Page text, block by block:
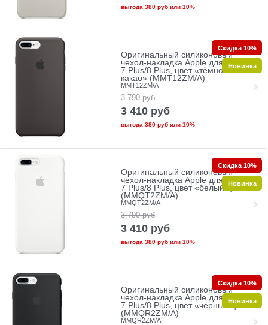
выгода 380 рубили 10%
Оригинальный силиконовый
чехол-накладка Apple для iPhone
7 Plus/8 Plus, цвет «тёмное
какао» (MMT12ZM/A)
MMT12ZM/A
3 790 руб
3 410 руб
выгода 380 рубили 10%
Скидка 10%
Новинка
Оригинальный силиконовый
чехол-накладка Apple для iPhone
7 Plus/8 Plus, цвет «белый цвет»
(MMQT2ZM/A)
MMQT2ZM/A
3 790 руб
3 410 руб
выгода 380 рубили 10%
Скидка 10%
Новинка
Оригинальный силиконовый
чехол-накладка Apple для iPhone
7 Plus/8 Plus, цвет «чёрный цвет»
(MMQR2ZM/A)
MMQR2ZM/A
Скидка 10%
Новинка